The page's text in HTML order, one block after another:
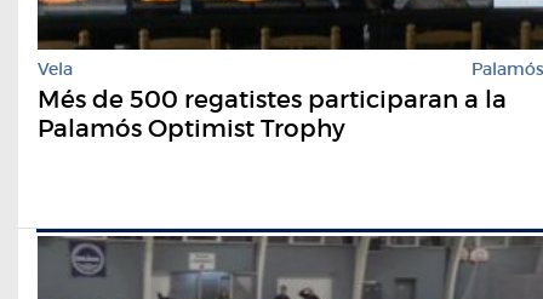
Vela Palamós
Més de 500 regatistes participaran a la
Palamós Optimist Trophy